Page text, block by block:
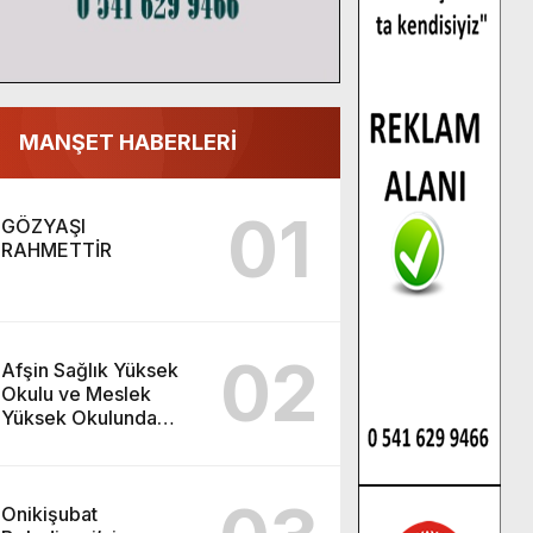
MANŞET HABERLERİ
GÖZYAŞI
RAHMETTİR
01
Afşin Sağlık Yüksek
Okulu ve Meslek
Yüksek Okulunda
02
Onikişubat